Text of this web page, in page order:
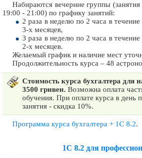
Набираются вечерние группы (занятия
19:00 - 21:00) по графику занятий:
2 раза в неделю по 2 часа в течение
3-х месяцев,
3 раза в неделю по 2 часа в течение
2-х месяцев.
Желаемый график и наличие мест
Продолжительность курса – 48
Стоимость курса бухгалтера для
3500 гривен. Возможна оплата
обучения. При оплате курса в день
занятия - скидка 10%.
Программа курса бухгалтера + 1С 8.2.
1С 8.2 для